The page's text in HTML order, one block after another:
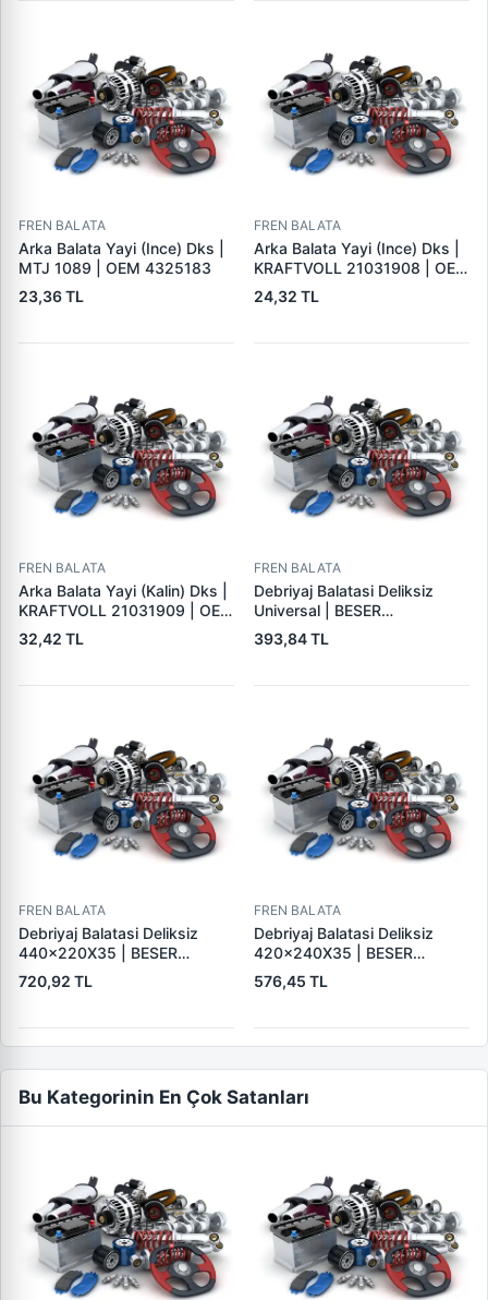
FREN BALATA
Arka Balata Yayi (Ince) Dks |
MTJ 1089 | OEM 4325183
23,36 TL
FREN BALATA
Arka Balata Yayi (Ince) Dks |
KRAFTVOLL 21031908 | OEM
4325183
24,32 TL
FREN BALATA
Arka Balata Yayi (Kalin) Dks |
KRAFTVOLL 21031909 | OEM
4325184
32,42 TL
FREN BALATA
Debriyaj Balatasi Deliksiz
Universal | BESER
325X200X4
393,84 TL
FREN BALATA
Debriyaj Balatasi Deliksiz
440×220X35 | BESER
440X220X35
720,92 TL
FREN BALATA
Debriyaj Balatasi Deliksiz
420×240X35 | BESER
420X240X35
576,45 TL
Bu Kategorinin En Çok Satanları